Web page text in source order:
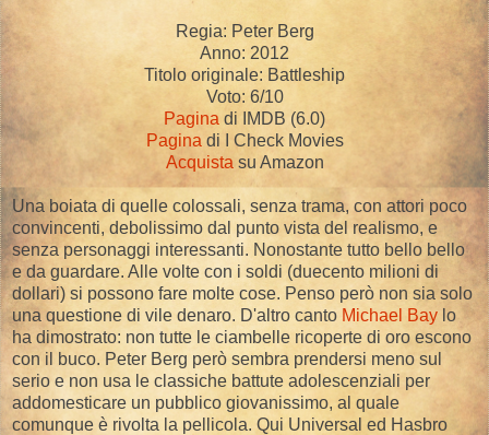
Regia: Peter Berg
Anno: 2012
Titolo originale: Battleship
Voto: 6/10
Pagina di IMDB (6.0)
Pagina di I Check Movies
Acquista su Amazon
Una boiata di quelle colossali, senza trama, con attori poco
convincenti, debolissimo dal punto vista del realismo, e
senza personaggi interessanti. Nonostante tutto bello bello
e da guardare. Alle volte con i soldi (duecento milioni di
dollari) si possono fare molte cose. Penso però non sia solo
una questione di vile denaro. D'altro canto Michael Bay lo
ha dimostrato: non tutte le ciambelle ricoperte di oro escono
con il buco. Peter Berg però sembra prendersi meno sul
serio e non usa le classiche battute adolescenziali per
addomesticare un pubblico giovanissimo, al quale
comunque è rivolta la pellicola. Qui Universal ed Hasbro